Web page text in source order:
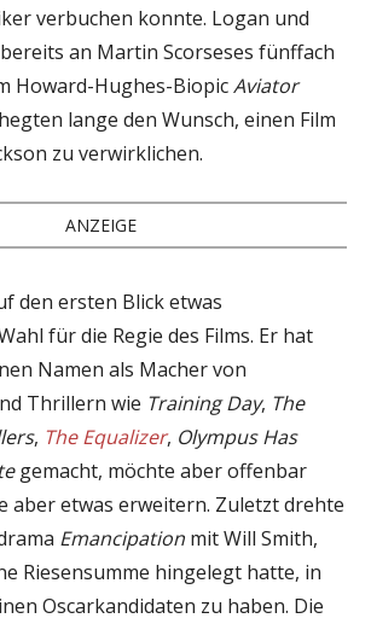
verbuchen konnte. Logan und
an Martin Scorseses fünffach
Howard-Hughes-BiopicAviator
lange den Wunsch, einen Film
zu verwirklichen.
ANZEIGE
den ersten Blick etwas
für die Regie des Films. Er hat
Namen als Macher von
Thrillern wie Training Day, The
, The Equalizer, Olympus Has
gemacht, möchte aber offenbar
aber etwas erweitern. Zuletzt drehte
Emancipation mit Will Smith,
Riesensumme hingelegt hatte, in
Oscarkandidaten zu haben. Die